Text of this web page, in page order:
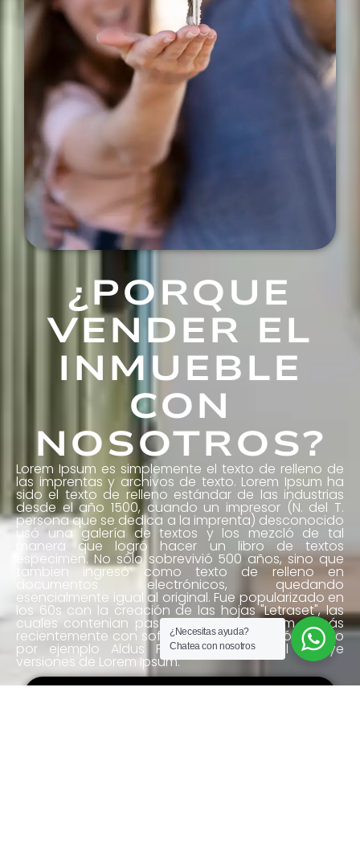
¿PORQUE
VENDER EL
INMUEBLE
CON
NOSOTROS?
Lorem Ipsum es simplemente el texto de relleno de
las imprentas y archivos de texto. Lorem Ipsum ha
sido el texto de relleno estándar de las industrias
desde el año 1500, cuando un impresor (N. del T.
persona que se dedica a la imprenta) desconocido
usó una galería de textos y los mezcló de tal
manera que logró hacer un libro de textos
especimen. No sólo sobrevivió 500 años, sino que
tambien ingresó como texto de relleno en
documentos electrónicos, quedando
esencialmente igual al original. Fue popularizado en
los 60s con la creación de las hojas "Letraset", las
cuales contenian pasajes de Lorem Ipsum, y más
recientemente con software de autoedición, como
por ejemplo Aldus PageMaker, el cual incluye
versiones de Lorem Ipsum.
¿Necesitas ayuda?
Chatea con nosotros